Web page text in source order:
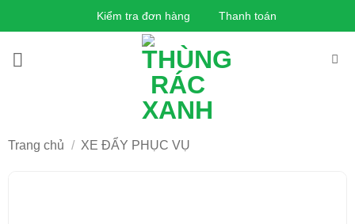
qua
dung
Kiểm tra đơn hàng Thanh toán
Trang chủ / XE ĐẨY PHỤC VỤ